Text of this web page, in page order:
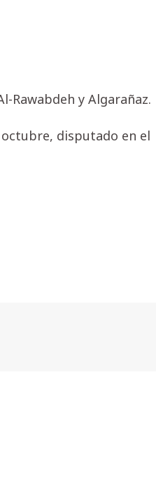
Rawabdeh y Algarañaz.
disputado en el